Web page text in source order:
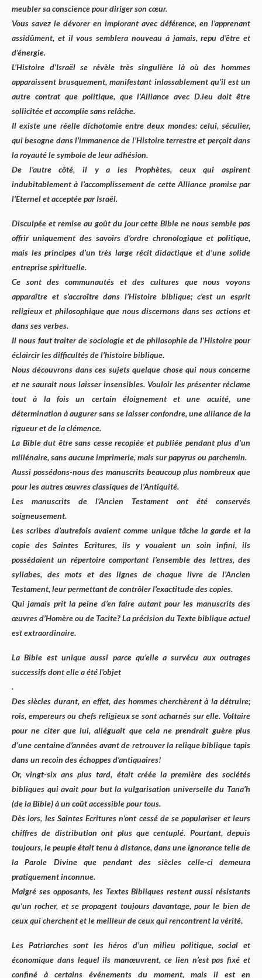
meubler sa conscience pour diriger son cœur.
Vous savez le dévorer en implorant avec déférence, en l’apprenant
assidûment, et il vous semblera nouveau à jamais, repu d’être et
d’énergie.
L’Histoire d’Israël se révèle très singulière là où des hommes
apparaissent brusquement, manifestant inlassablement qu’il est un
autre contrat que politique, que l’Alliance avec D.ieu doit être
sollicitée et accomplie sans relâche.
Il existe une réelle dichotomie entre deux mondes: celui, séculier,
qui besogne dans l’immanence de l’Histoire terrestre et perçoit dans
la royauté le symbole de leur adhésion.
De l’autre côté, il y a les Prophètes, ceux qui aspirent
indubitablement à l’accomplissement de cette Alliance promise par
l’Eternel et acceptée par Israël.
Disculpée et remise au goût du jour cette Bible ne nous semble pas
offrir uniquement des savoirs d’ordre chronologique et politique,
mais les principes d’un très large récit didactique et d’une solide
entreprise spirituelle.
Ce sont des communautés et des cultures que nous voyons
apparaître et s’accroître dans l’Histoire biblique; c’est un esprit
religieux et philosophique que nous discernons dans ses actions et
dans ses verbes.
Il nous faut traiter de sociologie et de philosophie de l’Histoire pour
éclaircir les difficultés de l’histoire biblique.
Nous découvrons dans ces sujets quelque chose qui nous concerne
et ne saurait nous laisser insensibles. Vouloir les présenter réclame
tout à la fois un certain éloignement et une acuité, une
détermination à augurer sans se laisser confondre, une alliance de la
rigueur et de la clémence.
La Bible dut être sans cesse recopiée et publiée pendant plus d’un
millénaire, sans aucune imprimerie, mais sur papyrus ou parchemin.
Aussi possédons-nous des manuscrits beaucoup plus nombreux que
pour les autres œuvres classiques de l’Antiquité.
Les manuscrits de l’Ancien Testament ont été conservés
soigneusement.
Les scribes d’autrefois avaient comme unique tâche la garde et la
copie des Saintes Ecritures, ils y vouaient un soin infini, ils
possédaient un répertoire comportant l’ensemble des lettres, des
syllabes, des mots et des lignes de chaque livre de l’Ancien
Testament, leur permettant de contrôler l’exactitude des copies.
Qui jamais prit la peine d’en faire autant pour les manuscrits des
œuvres d’Homère ou de Tacite? La précision du Texte biblique actuel
est extraordinaire.
La Bible est unique aussi parce qu’elle a survécu aux outrages
successifs dont elle a été l’objet
.
Des siècles durant, en effet, des hommes cherchèrent à la détruire;
rois, empereurs ou chefs religieux se sont acharnés sur elle. Voltaire
pour ne citer que lui, alléguait que cela ne prendrait guère plus
d’une centaine d’années avant de retrouver la relique biblique tapis
dans un recoin des échoppes d’antiquaires!
Or, vingt-six ans plus tard, était créée la première des sociétés
bibliques qui avait pour but la vulgarisation universelle du Tana’h
(de la Bible) à un coût accessible pour tous.
Dès lors, les Saintes Ecritures n’ont cessé de se populariser et leurs
chiffres de distribution ont plus que centuplé. Pourtant, depuis
toujours, le peuple était tenu à distance, dans une ignorance telle de
la Parole Divine que pendant des siècles celle-ci demeura
pratiquement inconnue.
Malgré ses opposants, les Textes Bibliques restent aussi résistants
qu’un rocher, et se propagent toujours davantage, pour le bien de
ceux qui cherchent et le meilleur de ceux qui rencontrent la vérité.
Les Patriarches sont les héros d’un milieu politique, social et
économique dans lequel ils manœuvrent, ce lien n’est pas fixé et
confiné à certains événements du moment, mais il est en